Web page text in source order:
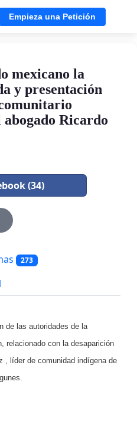
Empieza una Petición
mexicano la
y presentación
Ricardo
(34)
273
de las autoridades de la
relacionado con la desaparición
, líder de comunidad indígena de